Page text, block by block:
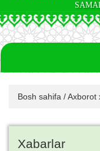
Bosh sahifa /Axborot
Xabarlar